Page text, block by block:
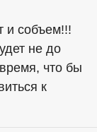
и собъем!!!
не до
что бы
к